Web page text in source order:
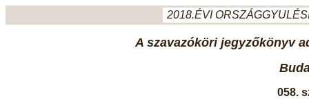
2018.ÉVI
A szavazóköri jegyzőkönyv
058.